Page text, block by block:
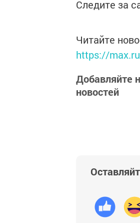
Следите за
Читайте
https://
Добавляйте
новостей